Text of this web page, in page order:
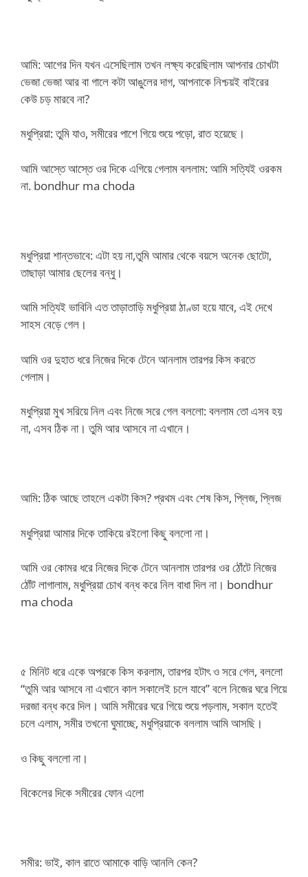
আমি: আগের দিন যখন এসেছিলাম তখন লক্ষ্য করেছিলাম আপনার চোখটা
ভেজা ভেজা আর বা গালে কটা আঙুলের দাগ, আপনাকে নিশ্চয়ই বাইরের
কেউ চড় মারবে না?
মধুপ্রিয়া: তুমি যাও, সমীরের পাশে গিয়ে শুয়ে পড়ো, রাত হয়েছে।
আমি আস্তে আস্তে ওর দিকে এগিয়ে গেলাম বললাম: আমি সত্যিই ওরকম
না. bondhur ma choda
মধুপ্রিয়া শান্তভাবে: এটা হয় না,তুমি আমার থেকে বয়সে অনেক ছোটো,
তাছাড়া আমার ছেলের বন্ধু।
আমি সত্যিই ভাবিনি এত তাড়াতাড়ি মধুপ্রিয়া ঠাণ্ডা হয়ে যাবে, এই দেখে
সাহস বেড়ে গেল।
আমি ওর দুহাত ধরে নিজের দিকে টেনে আনলাম তারপর কিস করতে
গেলাম।
মধুপ্রিয়া মুখ সরিয়ে নিল এবং নিজে সরে গেল বললো: বললাম তো এসব হয়
না, এসব ঠিক না। তুমি আর আসবে না এখানে।
আমি: ঠিক আছে তাহলে একটা কিস? প্রথম এবং শেষ কিস, প্লিজ, প্লিজ
মধুপ্রিয়া আমার দিকে তাকিয়ে র‌ইলো কিছু বললো না।
আমি ওর কোমর ধরে নিজের দিকে টেনে আনলাম তারপর ওর ঠোঁটে নিজের
ঠোঁট লাগালাম, মধুপ্রিয়া চোখ বন্ধ করে নিল বাধা দিল না। bondhur
ma choda
৫ মিনিট ধরে একে অপরকে কিস করলাম, তারপর হটাৎ ও সরে গেল, বললো
“তুমি আর আসবে না এখানে কাল সকালেই চলে যাবে” বলে নিজের ঘরে গিয়ে
দরজা বন্ধ করে দিল। আমি সমীরের ঘরে গিয়ে শুয়ে পড়লাম, সকাল হতেই
চলে এলাম, সমীর তখনো ঘুমাচ্ছে, মধুপ্রিয়াকে বললাম আমি আসছি।
ও কিছু বললো না।
বিকেলের দিকে সমীরের ফোন এলো
সমীর: ভাই, কাল রাতে আমাকে বাড়ি আনলি কেন?